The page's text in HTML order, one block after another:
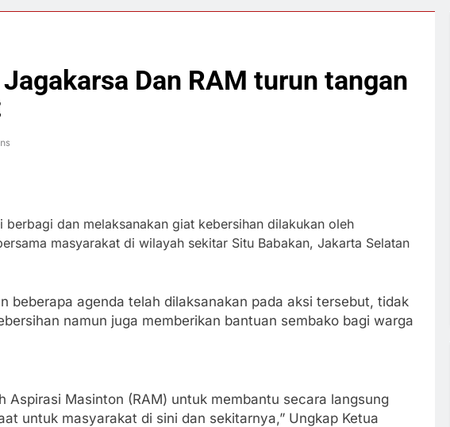
Dan RAM turun tangan
berbagi dan melaksanakan giat kebersihan dilakukan oleh
masyarakat di wilayah sekitar Situ Babakan, Jakarta Selatan
beberapa agenda telah dilaksanakan pada aksi tersebut, tidak
namun juga memberikan bantuan sembako bagi warga
Aspirasi Masinton (RAM) untuk membantu secara langsung
untuk masyarakat di sini dan sekitarnya,” Ungkap Ketua